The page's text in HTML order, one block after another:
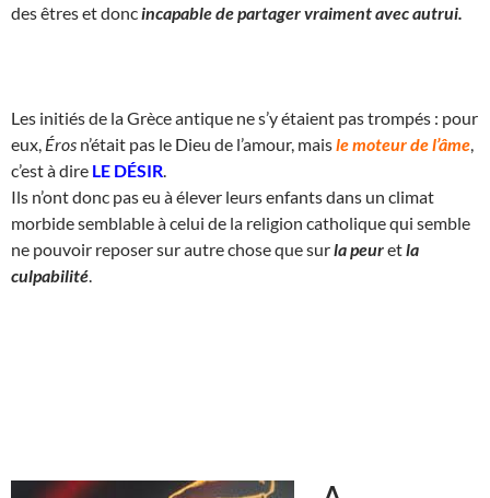
des êtres et donc incapable de partager vraiment avec autrui.
Les initiés de la Grèce antique ne s’y étaient pas trompés : pour
eux, Éros n’était pas le Dieu de l’amour, maisle moteur de l’âme
c’est à dire LE DÉSIR
Ils n’ont donc pas eu à élever leurs enfants dans un climat
morbide semblable à celui de la religion catholique qui semble
ne pouvoir reposer sur autre chose que surla peuretla
culpabilité